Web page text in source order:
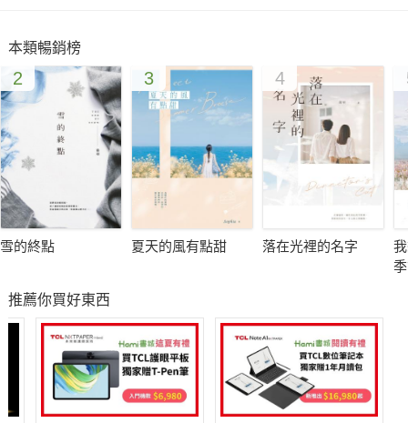
本類暢銷榜
2
雪的終點
3
夏天的風有點甜
4
落在光裡的名字
推薦你買好東西